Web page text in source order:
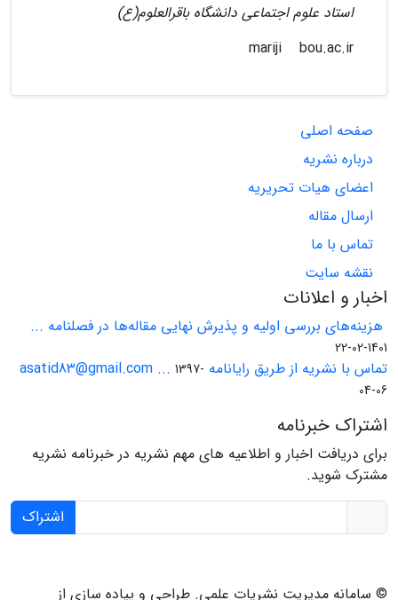
استاد علوم اجتماعی دانشگاه باقرالعلوم(ع)
bou.ac.ir
صفحه اصلی
درباره نشریه
اعضای هیات تحریریه
ارسال مقاله
تماس با ما
نقشه سایت
اخبار و اعلانات
هزینه‌های بررسی اولیه و پذیرش نهایی مقاله‌ها در فصلنامه ...
1401-02-22
تماس با نشریه از طریق رایانامه asatid83@gmail.com ... 1397-
04-06
اشتراک خبرنامه
برای دریافت اخبار و اطلاعیه های مهم نشریه در خبرنامه نشریه
مشترک شوید.
اشتراک
© سامانه مدیریت نشریات علمی. طراحی و پیاده سازی از